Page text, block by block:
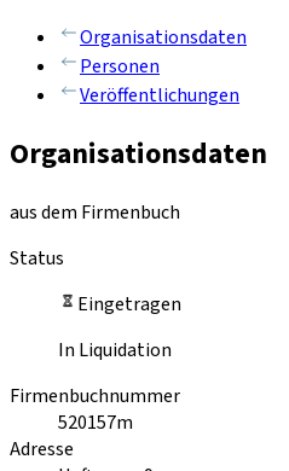
Organisationsdaten
Personen
Veröffentlichungen
Organisationsdaten
aus dem Firmenbuch
Status
Eingetragen
In Liquidation
Firmenbuchnummer
520157m
Adresse